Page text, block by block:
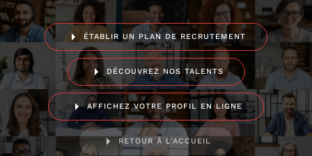
ÉTABLIR UN PLAN DE RECRUTEMENT
DÉCOUVREZ NOS TALENTS
AFFICHEZ VOTRE PROFIL EN LIGNE
RETOUR À L'ACCUEIL